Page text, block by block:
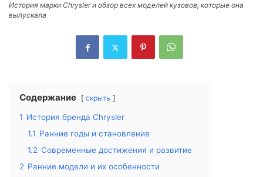
История марки Chrysler и обзор всех моделей кузовов, которые она
выпускала
Содержание скрыть
1 История бренда Chrysler
1.1 Ранние годы и становление
1.2 Современные достижения и развитие
2 Ранние модели и их особенности